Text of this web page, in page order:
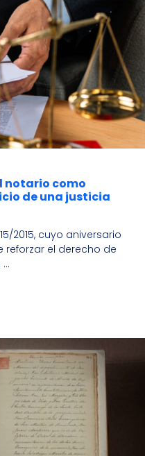
notario como
de una justicia
2015, cuyo aniversario
reforzar el derecho de